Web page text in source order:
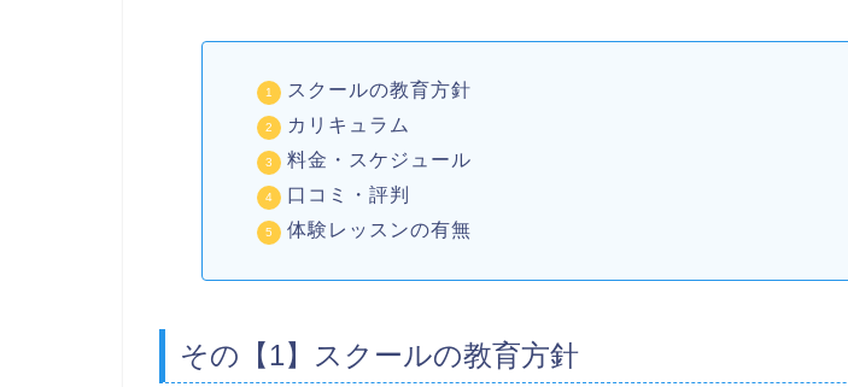
スクールの教育方針
カリキュラム
料金・スケジュール
口コミ・評判
体験レッスンの有無
その【1】スクールの教育方針